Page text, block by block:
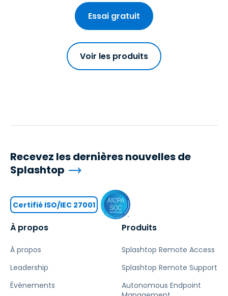
Essai gratuit
Voir les produits
À propos
À propos
Leadership
Événements
Produits
Splashtop Remote Access
Splashtop Remote Support
Autonomous Endpoint
Recevez les dernières nouvelles de
Splashtop
Certifié ISO/IEC 27001